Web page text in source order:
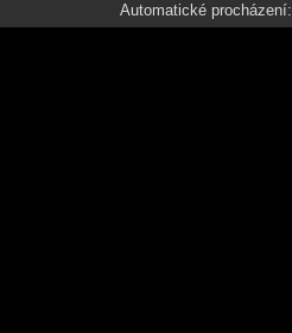
Automatické procházení: